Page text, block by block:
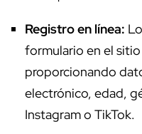
Registro en línea:
formulario en el
proporcionando
electrónico, edad,
Instagram o TikTok.